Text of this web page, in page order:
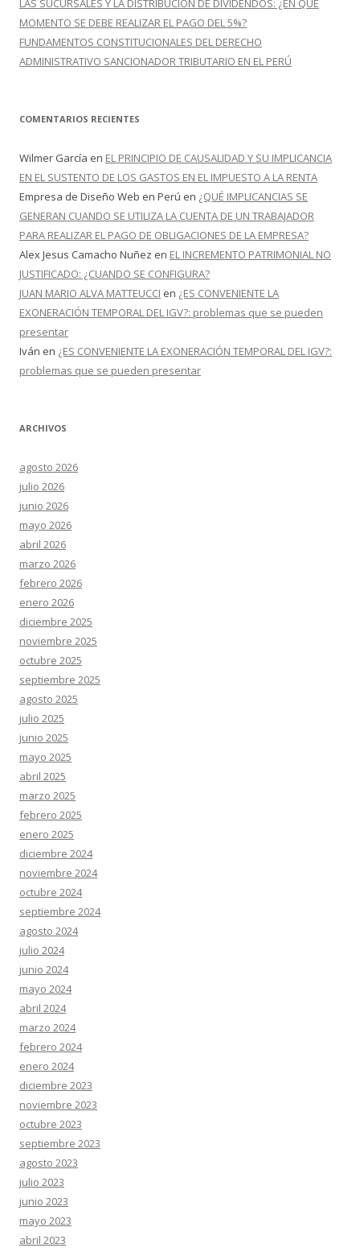
LAS SUCURSALES Y LA DISTRIBUCIÓN DE DIVIDENDOS: ¿EN QUÉ
MOMENTO SE DEBE REALIZAR EL PAGO DEL 5%?
FUNDAMENTOS CONSTITUCIONALES DEL DERECHO
ADMINISTRATIVO SANCIONADOR TRIBUTARIO EN EL PERÚ
COMENTARIOS RECIENTES
Wilmer García en EL PRINCIPIO DE CAUSALIDAD Y SU IMPLICANCIA
EN EL SUSTENTO DE LOS GASTOS EN EL IMPUESTO A LA RENTA
Empresa de Diseño Web en Perú en ¿QUÉ IMPLICANCIAS SE
GENERAN CUANDO SE UTILIZA LA CUENTA DE UN TRABAJADOR
PARA REALIZAR EL PAGO DE OBLIGACIONES DE LA EMPRESA?
Alex Jesus Camacho Nuñez en EL INCREMENTO PATRIMONIAL NO
JUSTIFICADO: ¿CUANDO SE CONFIGURA?
JUAN MARIO ALVA MATTEUCCI en ¿ES CONVENIENTE LA
EXONERACIÓN TEMPORAL DEL IGV?: problemas que se pueden
presentar
Iván en ¿ES CONVENIENTE LA EXONERACIÓN TEMPORAL DEL IGV?:
problemas que se pueden presentar
ARCHIVOS
agosto 2026
julio 2026
junio 2026
mayo 2026
abril 2026
marzo 2026
febrero 2026
enero 2026
diciembre 2025
noviembre 2025
octubre 2025
septiembre 2025
agosto 2025
julio 2025
junio 2025
mayo 2025
abril 2025
marzo 2025
febrero 2025
enero 2025
diciembre 2024
noviembre 2024
octubre 2024
septiembre 2024
agosto 2024
julio 2024
junio 2024
mayo 2024
abril 2024
marzo 2024
febrero 2024
enero 2024
diciembre 2023
noviembre 2023
octubre 2023
septiembre 2023
agosto 2023
julio 2023
junio 2023
mayo 2023
abril 2023